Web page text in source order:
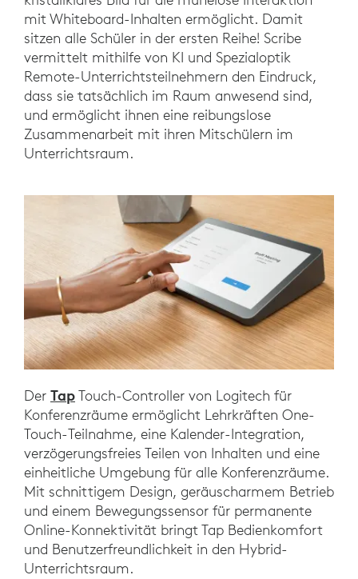
mit Whiteboard-Inhalten ermöglicht. Damit
sitzen alle Schüler in der ersten Reihe! Scribe
vermittelt mithilfe von KI und Spezialoptik
Remote-Unterrichtsteilnehmern den Eindruck,
dass sie tatsächlich im Raum anwesend sind,
und ermöglicht ihnen eine reibungslose
Zusammenarbeit mit ihren Mitschülern im
Unterrichtsraum.
Der TapTouch-Controller von Logitech für
Konferenzräume ermöglicht Lehrkräften One-
Touch-Teilnahme, eine Kalender-Integration,
verzögerungsfreies Teilen von Inhalten und eine
einheitliche Umgebung für alle Konferenzräume.
Mit schnittigem Design, geräuscharmem Betrieb
und einem Bewegungssensor für permanente
Online-Konnektivität bringt Tap Bedienkomfort
und Benutzerfreundlichkeit in den Hybrid-
Unterrichtsraum.